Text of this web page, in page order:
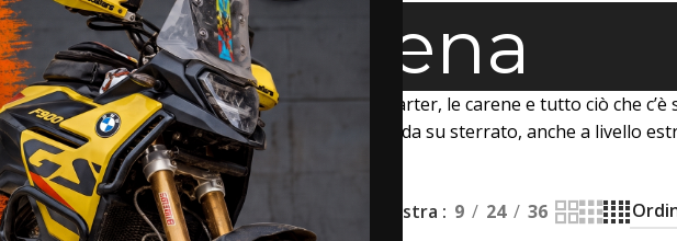
Aprilia Tuareg 660
Paracarena
montate al telaio e proteggono il motore, il carter, le carene e tutto ciò che c’è
durante il motoviaggio avventura e la guida su sterrato, anche a livello
su misura per il tuo modello.
Mostra 9 24 36